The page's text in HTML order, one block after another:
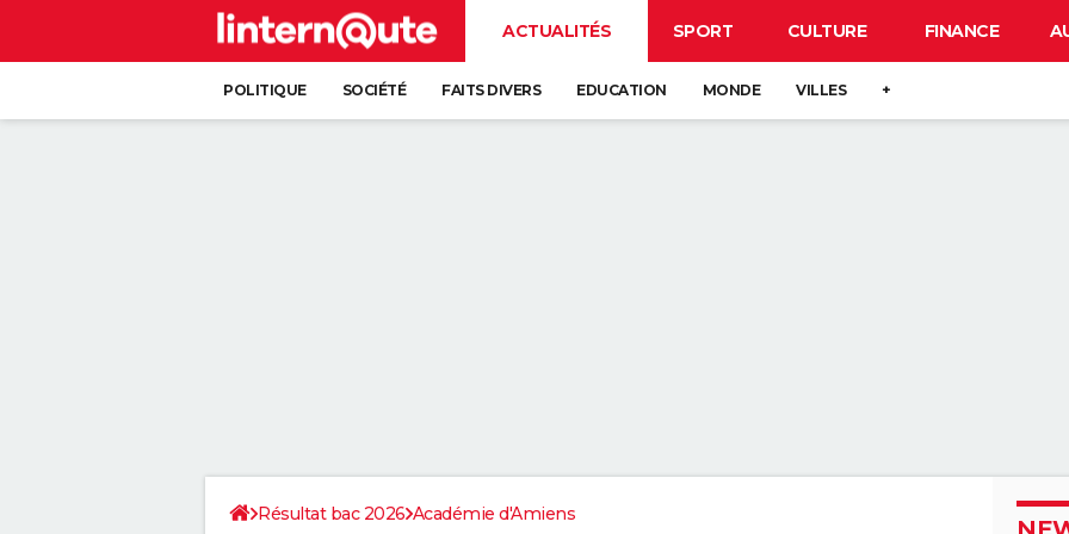
ACTUALITÉS SPORT CULTURE FINANCE
POLITIQUE SOCIÉTÉ FAITS DIVERS EDUCATION MONDE VILLES +
Résultat bac 2026 Académie d'Amiens